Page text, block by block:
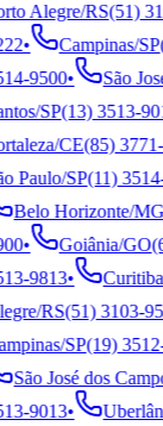
Alegre/RS(51)
• Campinas/SP
9500• São
/SP(13) 3513-
/CE(85) 3771-
Paulo/SP(11)
Belo Horizonte/MG
• Goiânia/GO
9813• Curitiba/
/RS(51) 3103-
/SP(19)
São José dos
9013•